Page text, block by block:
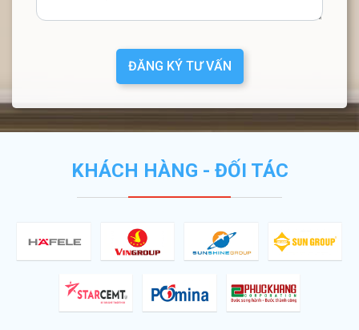
ĐĂNG KÝ TƯ VẤN
KHÁCH HÀNG - ĐỐI TÁC